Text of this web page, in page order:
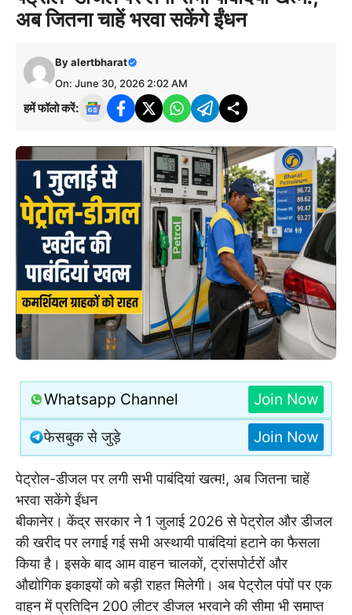
अब जितना चाहें भरवा सकेंगे ईंधन
Byalertbharat
On: June 30, 2026 2:02 AM
हमें फॉलो करें:
Whatsapp Channel Join Now
फेसबुक से जुड़े Join Now
पेट्रोल-डीजल पर लगी सभी पाबंदियां खत्म!, अब जितना चाहें
भरवा सकेंगे ईंधन
बीकानेर। केंद्र सरकार ने 1 जुलाई 2026 से पेट्रोल और डीजल
की खरीद पर लगाई गई सभी अस्थायी पाबंदियां हटाने का फैसला
किया है। इसके बाद आम वाहन चालकों, ट्रांसपोर्टरों और
औद्योगिक इकाइयों को बड़ी राहत मिलेगी। अब पेट्रोल पंपों पर एक
वाहन में प्रतिदिन 200 लीटर डीजल भरवाने की सीमा भी समाप्त